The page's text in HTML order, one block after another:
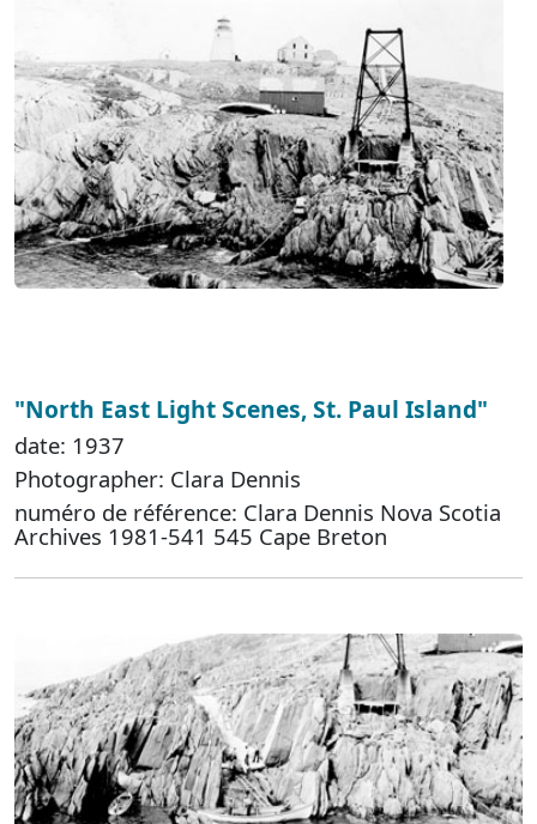
"North East Light Scenes, St. Paul Island"
date: 1937
Photographer: Clara Dennis
numéro de référence: Clara Dennis Nova Scotia
Archives 1981-541 545 Cape Breton